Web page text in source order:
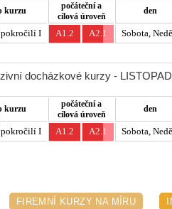
kurzu
počáteční a
cílová úroveň
den
I A1.2 A2.1 Sobota,
docházkové kurzy -
kurzu
počáteční a
cílová úroveň
den
I A1.2 A2.1 Sobota,
FIREMNÍ KURZY NA MÍRU